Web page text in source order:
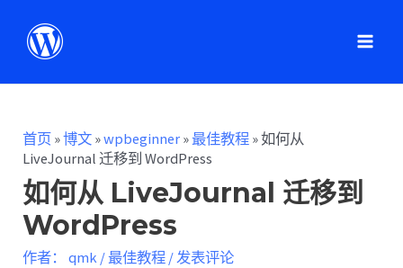
首页 »博文 »wpbeginner »最佳教程 »如何从
LiveJournal 迁移到 WordPress
如何从 LiveJournal 迁移到
WordPress
作者： qmk /最佳教程 /发表评论